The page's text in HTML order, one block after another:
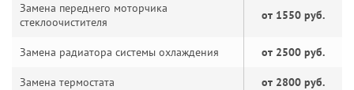
Замена переднего моторчика
стеклоочистителя
от 1550 руб.
Замена радиатора системы охлаждения от 2500 руб.
Замена термостата от 2800 руб.